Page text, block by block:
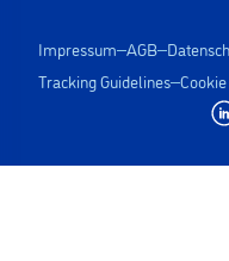
Impressum AGB
Tracking Guidelines